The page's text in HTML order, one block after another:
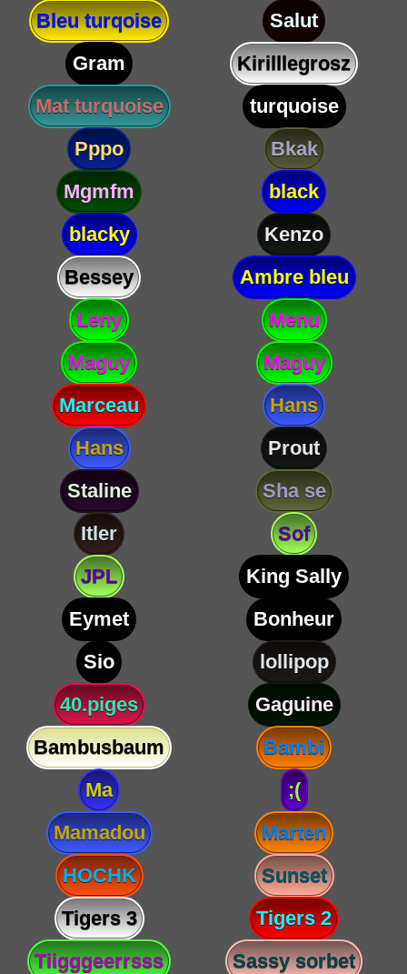
Bleu turqoise
Salut
Gram
Kirilllegrosz
Mat turquoise
turquoise
Pppo
Bkak
Mgmfm
black
blacky
Kenzo
Bessey
Ambre bleu
Leny
Menu
Maguy
Maguy
Marceau
Hans
Hans
Prout
Staline
Sha se
Itler
Sof
JPL
King Sally
Eymet
Bonheur
Sio
lollipop
40.piges
Gaguine
Bambusbaum
Bambi
Ma
;(
Mamadou
Marten
HOCHK
Sunset
Tigers 3
Tigers 2
Tiigggeerrsss
Sassy sorbet